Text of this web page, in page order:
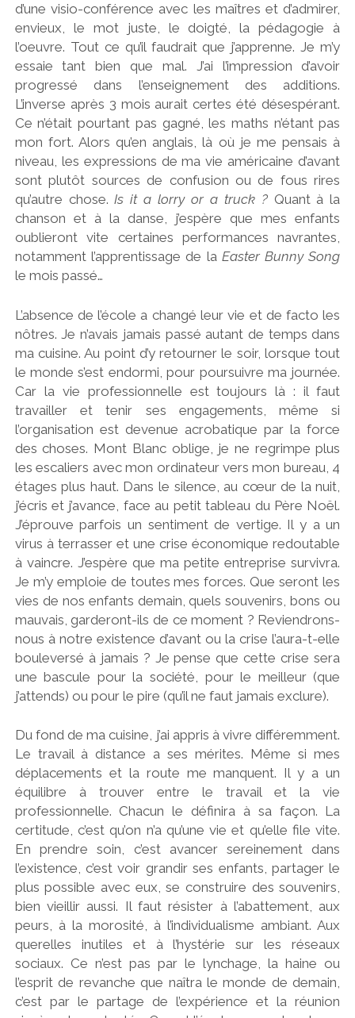
d’une visio-conférence avec les maîtres et d’admirer,
envieux, le mot juste, le doigté, la pédagogie à
l’oeuvre. Tout ce qu’il faudrait que j’apprenne. Je m’y
essaie tant bien que mal. J’ai l’impression d’avoir
progressé dans l’enseignement des additions.
L’inverse après 3 mois aurait certes été désespérant.
Ce n’était pourtant pas gagné, les maths n’étant pas
mon fort. Alors qu’en anglais, là où je me pensais à
niveau, les expressions de ma vie américaine d’avant
sont plutôt sources de confusion ou de fous rires
qu’autre chose.Is it a lorry or a truck ?Quant à la
chanson et à la danse, j’espère que mes enfants
oublieront vite certaines performances navrantes,
notamment l’apprentissage de la Easter Bunny Song
le mois passé…
L’absence de l’école a changé leur vie et de facto les
nôtres. Je n’avais jamais passé autant de temps dans
ma cuisine. Au point d’y retourner le soir, lorsque tout
le monde s’est endormi, pour poursuivre ma journée.
Car la vie professionnelle est toujours là : il faut
travailler et tenir ses engagements, même si
l’organisation est devenue acrobatique par la force
des choses. Mont Blanc oblige, je ne regrimpe plus
les escaliers avec mon ordinateur vers mon bureau, 4
étages plus haut. Dans le silence, au cœur de la nuit,
j’écris et j’avance, face au petit tableau du Père Noël.
J’éprouve parfois un sentiment de vertige. Il y a un
virus à terrasser et une crise économique redoutable
à vaincre. J’espère que ma petite entreprise survivra.
Je m’y emploie de toutes mes forces. Que seront les
vies de nos enfants demain, quels souvenirs, bons ou
mauvais, garderont-ils de ce moment ? Reviendrons-
nous à notre existence d’avant ou la crise l’aura-t-elle
bouleversé à jamais ? Je pense que cette crise sera
une bascule pour la société, pour le meilleur (que
j’attends) ou pour le pire (qu’il ne faut jamais exclure).
Du fond de ma cuisine, j’ai appris à vivre différemment.
Le travail à distance a ses mérites. Même si mes
déplacements et la route me manquent. Il y a un
équilibre à trouver entre le travail et la vie
professionnelle. Chacun le définira à sa façon. La
certitude, c’est qu’on n’a qu’une vie et qu’elle file vite.
En prendre soin, c’est avancer sereinement dans
l’existence, c’est voir grandir ses enfants, partager le
plus possible avec eux, se construire des souvenirs,
bien vieillir aussi. Il faut résister à l’abattement, aux
peurs, à la morosité, à l’individualisme ambiant. Aux
querelles inutiles et à l’hystérie sur les réseaux
sociaux. Ce n’est pas par le lynchage, la haine ou
l’esprit de revanche que naîtra le monde de demain,
c’est par le partage de l’expérience et la réunion